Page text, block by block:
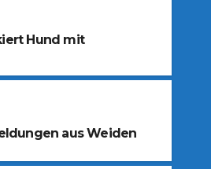
Hund mit
aus Weiden